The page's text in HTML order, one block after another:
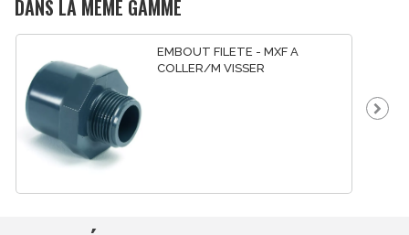
DANS LA MÊME GAMME
EMBOUT FILETE - MXF A
COLLER/M VISSER